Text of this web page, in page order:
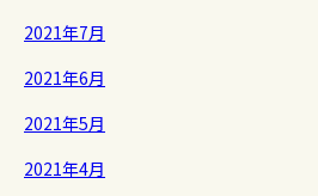
2021年7月
2021年6月
2021年5月
2021年4月